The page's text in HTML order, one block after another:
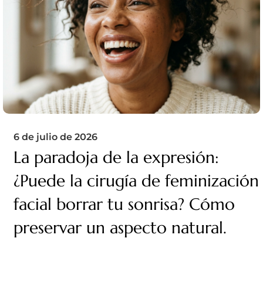
6 de julio de 2026
La paradoja de la expresión:
¿Puede la cirugía de feminización
facial borrar tu sonrisa? Cómo
preservar un aspecto natural.